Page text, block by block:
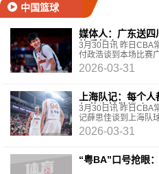
中国篮球
媒体人：广东送四
练兵机会
3月30日讯 昨日CBA
付政浩谈到本场比赛
广东男篮送四川男篮
2026-03-31
上海队记：每个
红花也甘做绿叶
3月30日讯 昨日CBA
记薛思佳谈到上海队
据，自然会觉得添荣
2026-03-31
“粤BA”口号抢眼